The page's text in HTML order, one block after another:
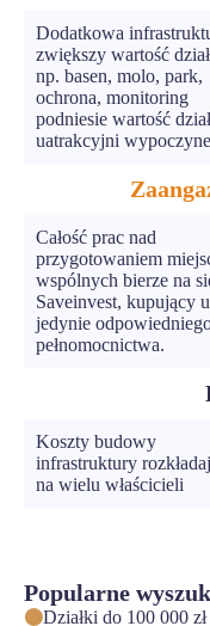
Dodatkowa
zwiększy wartość
np. basen, molo, park,
ochrona, monitoring
podniesie wartość
uatrakcyjni
Całość prac nad
przygotowaniem
wspólnych bierze na
Saveinvest, kupujący
jedynie
pełnomocnictwa.
Koszty budowy
infrastruktury
na wielu właścicieli
Popularne
Działki do 100 000 zł